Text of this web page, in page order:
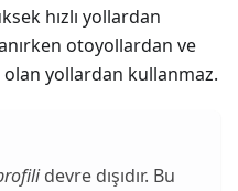
hızlı yollardan
otoyollardan ve
olan yollardan kullanmaz.
devre dışıdır. Bu